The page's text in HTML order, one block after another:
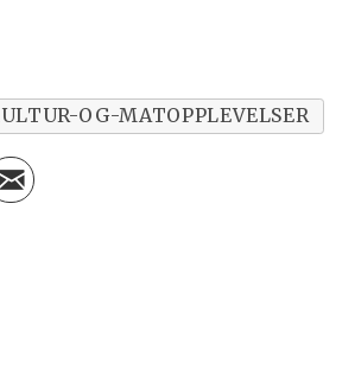
OG-MATOPPLEVELSER